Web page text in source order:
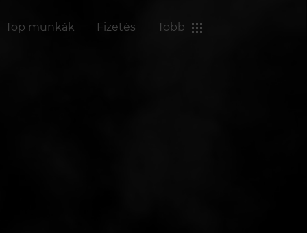
Top munkák Fizetés Több